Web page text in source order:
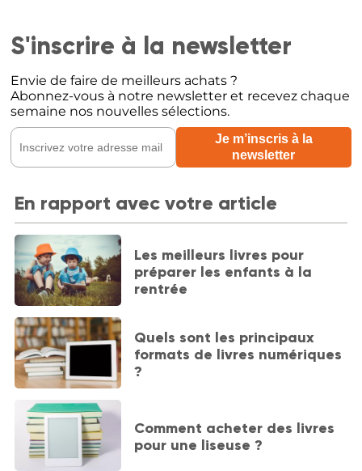
S'inscrire à la newsletter
Envie de faire de meilleurs achats ?
Abonnez-vous à notre newsletter et recevez chaque
semaine nos nouvelles sélections.
En rapport avec votre article
Les meilleurs livres pour
préparer les enfants à la
rentrée
Quels sont les principaux
formats de livres numériques
?
Comment acheter des livres
pour une liseuse ?